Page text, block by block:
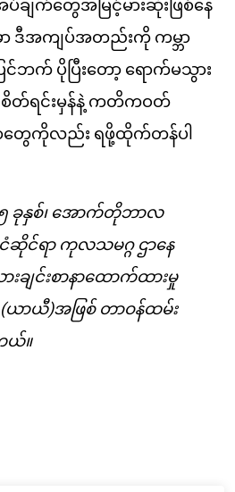
ချက်တွေအမြင့်မားဆုံးဖြစ်နေ
ဒီအကျပ်အတည်းကို ကမ္ဘာ
ဘက် ပိုပြီးတော့ ရောက်မသွား
ရင်းမှန်နဲ့ ကတိကဝတ်
ာတွေကိုလည်း ရဖို့ထိုက်တန်ပါ
ခုနှစ်၊ အောက်တိုဘာလ
ဆိုင်ရာ ကုလသမဂ္ဂ ဌာနေ
ချင်းစာနာထောက်ထားမှု
(ယာယီ)အဖြစ် တာဝန်ထမ်း
ယ်။